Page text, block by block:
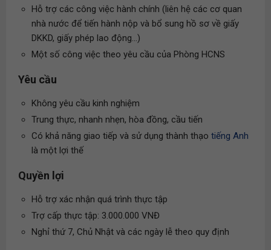
Hỗ trợ các công việc hành chính (liên hệ các cơ quan
nhà nước để tiến hành nộp và bổ sung hồ sơ về giấy
DKKD, giấy phép lao động...)
Một số công việc theo yêu cầu của Phòng HCNS
Yêu cầu
Không yêu cầu kinh nghiệm
Trung thực, nhanh nhẹn, hòa đồng, cầu tiến
Có khả năng giao tiếp và sử dụng thành thạo tiếng Anh
là một lợi thế
Quyền lợi
Hỗ trợ xác nhận quá trình thực tập
Trợ cấp thực tập: 3.000.000 VNĐ
Nghỉ thứ 7, Chủ Nhật và các ngày lễ theo quy định